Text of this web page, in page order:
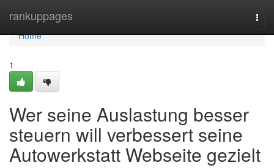
rankuppages
Home
Home
1
Wer seine Auslastung besser
steuern will verbessert seine
Autowerkstatt Webseite gezielt